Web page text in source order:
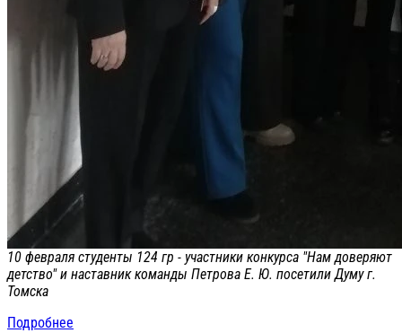
10 февраля студенты 124 гр - участники конкурса "Нам доверяют
детство" и наставник команды Петрова Е. Ю. посетили Думу г.
Томска
Подробнее